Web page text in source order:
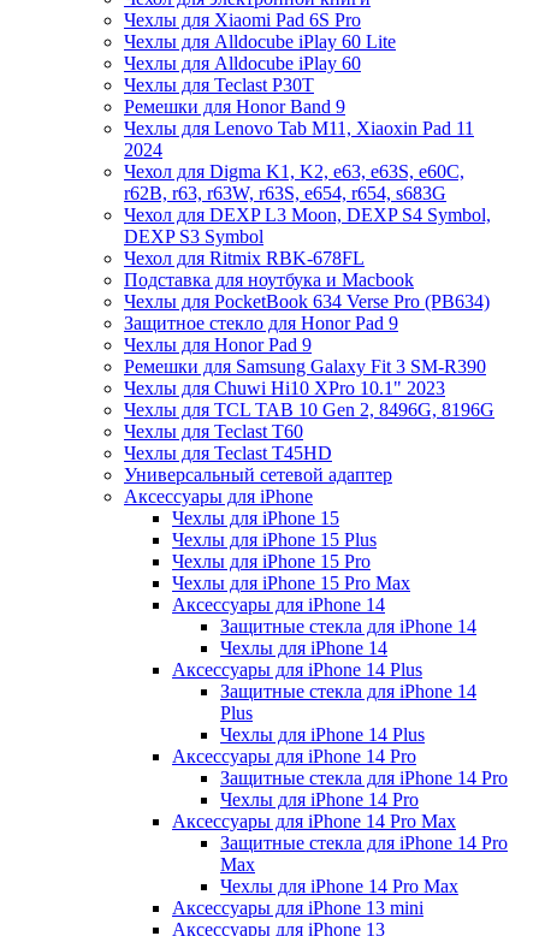
Чехлы для Xiaomi Pad 6S Pro
Чехлы для Alldocube iPlay 60 Lite
Чехлы для Alldocube iPlay 60
Чехлы для Teclast P30T
Ремешки для Honor Band 9
Чехлы для Lenovo Tab M11, Xiaoxin Pad 11
2024
Чехол для Digma K1, K2, e63, e63S, e60C,
r62B, r63, r63W, r63S, e654, r654, s683G
Чехол для DEXP L3 Moon, DEXP S4 Symbol,
DEXP S3 Symbol
Чехол для Ritmix RBK-678FL
Подставка для ноутбука и Macbook
Чехлы для PocketBook 634 Verse Pro (PB634)
Защитное стекло для Honor Pad 9
Чехлы для Honor Pad 9
Ремешки для Samsung Galaxy Fit 3 SM-R390
Чехлы для Chuwi Hi10 XPro 10.1" 2023
Чехлы для TCL TAB 10 Gen 2, 8496G, 8196G
Чехлы для Teclast T60
Чехлы для Teclast T45HD
Универсальный сетевой адаптер
Аксессуары для iPhone
Чехлы для iPhone 15
Чехлы для iPhone 15 Plus
Чехлы для iPhone 15 Pro
Чехлы для iPhone 15 Pro Max
Аксессуары для iPhone 14
Защитные стекла для iPhone 14
Чехлы для iPhone 14
Аксессуары для iPhone 14 Plus
Защитные стекла для iPhone 14
Plus
Чехлы для iPhone 14 Plus
Аксессуары для iPhone 14 Pro
Защитные стекла для iPhone 14 Pro
Чехлы для iPhone 14 Pro
Аксессуары для iPhone 14 Pro Max
Защитные стекла для iPhone 14 Pro
Max
Чехлы для iPhone 14 Pro Max
Аксессуары для iPhone 13 mini
Аксессуары для iPhone 13